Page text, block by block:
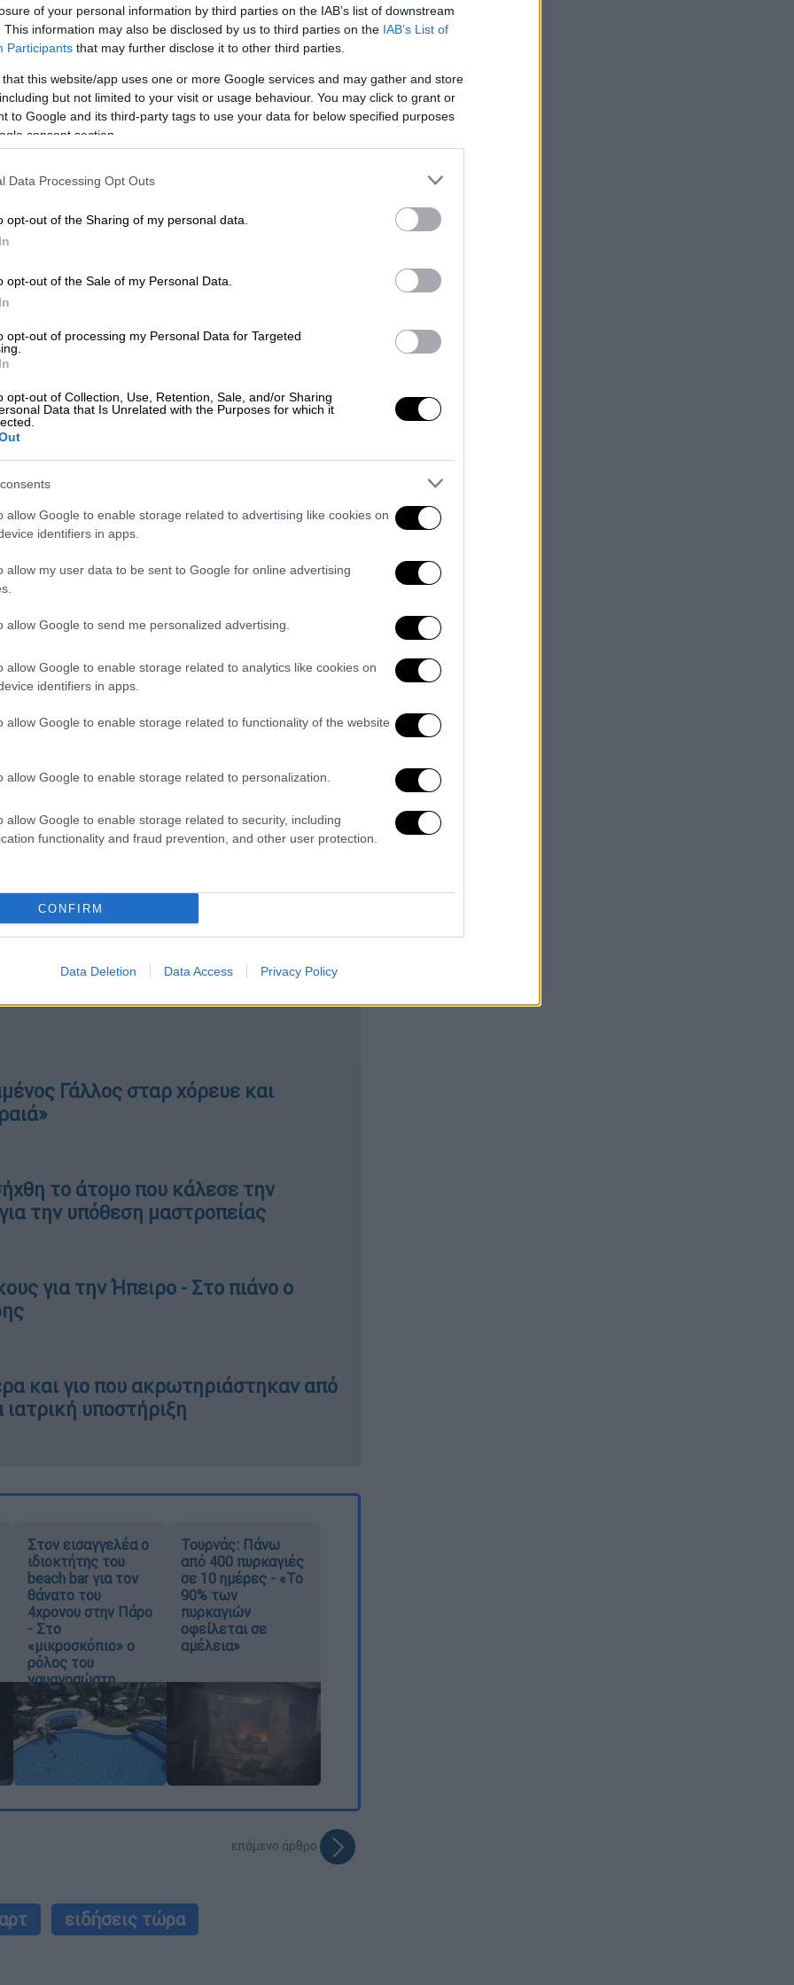
of your personal information by third parties on the IAB’s list of downstream
This information may also be disclosed by us to third parties on the IAB’s List of
Participants that may further disclose it to other third parties.
that this website/app uses one or more Google services and may gather and store
but not limited to your visit or usage behaviour. You may click to grant or
to Google and its third-party tags to use your data for below specified purposes
consent section.
Data Processing Opt Outs
opt-out of the Sharing of my personal data.
opt-out of the Sale of my Personal Data.
opt-out of processing my Personal Data for Targeted
opt-out of Collection, Use, Retention, Sale, and/or Sharing
Data that Is Unrelated with the Purposes for which it
allow Google to enable storage related to advertising like cookies on
identifiers in apps.
allow my user data to be sent to Google for online advertising
allow Google to send me personalized advertising.
allow Google to enable storage related to analytics like cookies on
identifiers in apps.
allow Google to enable storage related to functionality of the website
allow Google to enable storage related to personalization.
allow Google to enable storage related to security, including
functionality and fraud prevention, and other user protection.
CONFIRM
Data Deletion Data Access Privacy Policy
αλήθεια.
με τον Άντονι Χόπκινς
Μέιν που βρίσκεται μόνο του σε εκατό
«Δεν μπορούσα καν να φανταστώ
που μπορούσα να σκεφτώ ήταν να
γνωρίζουμε ότι ο Άντονι Χόπκινς
κατά συρροή δολοφόνο που έτρωγε τα
(1991). Την επόμενη χρονιά
αυτό τον ρόλο.
υπήρξε ζευγάρι με τον Άντονι
σχέση τους κατά τη διάρκεια μιας
2006. Τότε είχε δηλώσει: «Ω, τον
τον προσκαλούσα στο Μέιν, έχω ένα
το ξανασκέφτηκα γιατί είδα ξανά αυτή
τον εγκέφαλο ενώ κάθεσαι στην
προσθέτοντας. «Μάλλον θα
Χόπκινς αλλά δεν μπορούσα να
ενεργεία πολιτικοί και
πίσω από το κύκλωμα
Γάλλος σταρ χόρευε και
το άτομο που κάλεσε την
την υπόθεση μαστροπείας
για την Ήπειρο - Στο πιάνο ο
και γιο που ακρωτηριάστηκαν από
υποστήριξη
Στον εισαγγελέα ο
ιδιοκτήτης του
beach bar για τον
θάνατο του
4χρονου στην Πάρο
- Στο
«μικροσκόπιο» ο
ρόλος του
ναυαγοσώστη
Τουρνάς: Πάνω
από 400 πυρκαγιές
σε 10 ημέρες - «Το
90% των
πυρκαγιών
οφείλεται σε
αμέλεια»
επόμενο άρθρο
ειδήσεις τώρα